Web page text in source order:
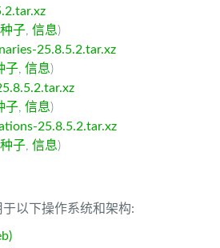
子, 信息)
25.8.5.2.tar.xz
子, 信息)
子, 信息)
25.8.5.2.tar.xz
子, 信息)
以下操作系统和架构: